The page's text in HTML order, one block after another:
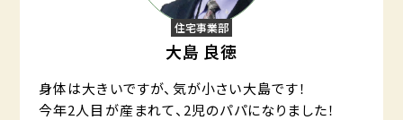
住宅事業部
大島 良徳
身体は大きいですが、気が小さい大島です！
今年2人目が産まれて、2児のパパになりました！